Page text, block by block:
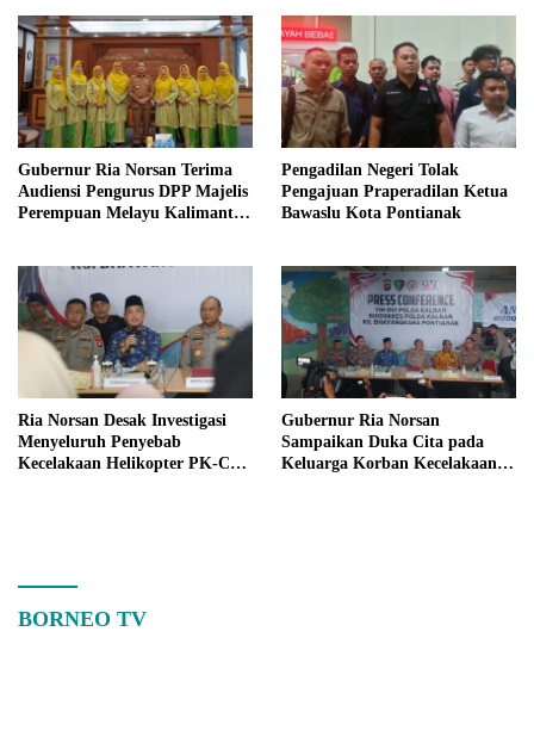
Gubernur Ria Norsan Terima
Audiensi Pengurus DPP Majelis
Perempuan Melayu Kalimantan
Pengadilan Negeri Tolak
Pengajuan Praperadilan Ketua
Bawaslu Kota Pontianak
Ria Norsan Desak Investigasi
Menyeluruh Penyebab
Kecelakaan Helikopter PK-CFX
Gubernur Ria Norsan
Sampaikan Duka Cita pada
Keluarga Korban Kecelakaan
BORNEO TV